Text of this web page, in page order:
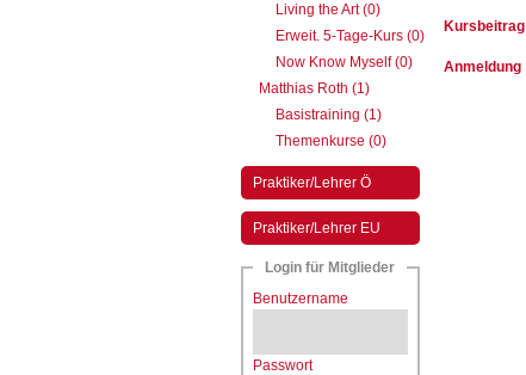
Living the Art (0)
Erweit. 5-Tage-Kurs (0)
Now Know Myself (0)
Matthias Roth (1)
Basistraining (1)
Themenkurse (0)
Praktiker/Lehrer Ö
Praktiker/Lehrer EU
Login für Mitglieder
Benutzername
Passwort
Kursbeitrag
Anmeldung